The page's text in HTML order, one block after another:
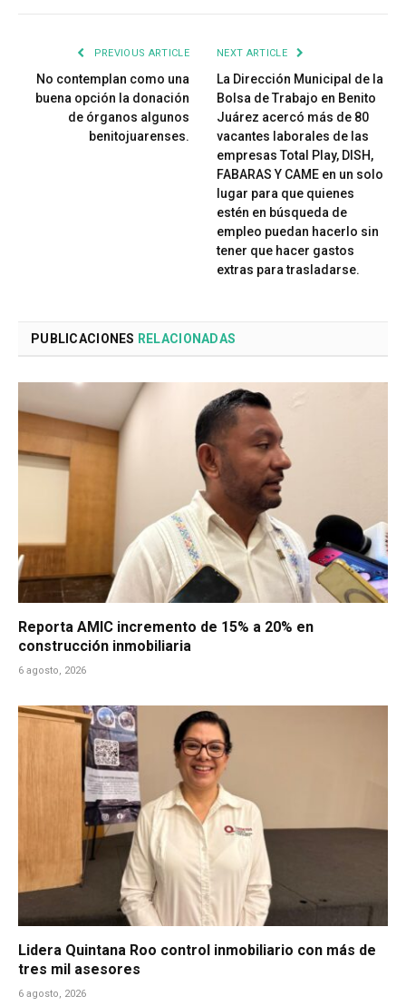
PREVIOUS ARTICLE
No contemplan como una
buena opción la donación
de órganos algunos
benitojuarenses.
NEXT ARTICLE
La Dirección Municipal de la
Bolsa de Trabajo en Benito
Juárez acercó más de 80
vacantes laborales de las
empresas Total Play, DISH,
FABARAS Y CAME en un solo
lugar para que quienes
estén en búsqueda de
empleo puedan hacerlo sin
tener que hacer gastos
extras para trasladarse.
PUBLICACIONES RELACIONADAS
Reporta AMIC incremento de 15% a 20% en
construcción inmobiliaria
6 agosto, 2026
Lidera Quintana Roo control inmobiliario con más de
tres mil asesores
6 agosto, 2026